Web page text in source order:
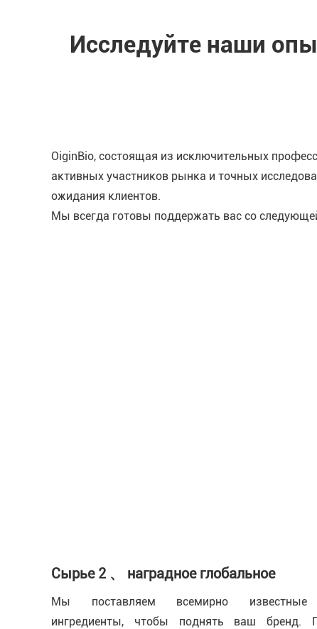
Исследуйте наши
OiginBio, состоящая из исключительных
активных участников рынка и точных
ожидания клиентов.
Мы всегда готовы поддержать вас со
Сырье 2 、 наградное глобальное
Мы поставляем всемирно известные
ингредиенты, чтобы поднять ваш бренд.